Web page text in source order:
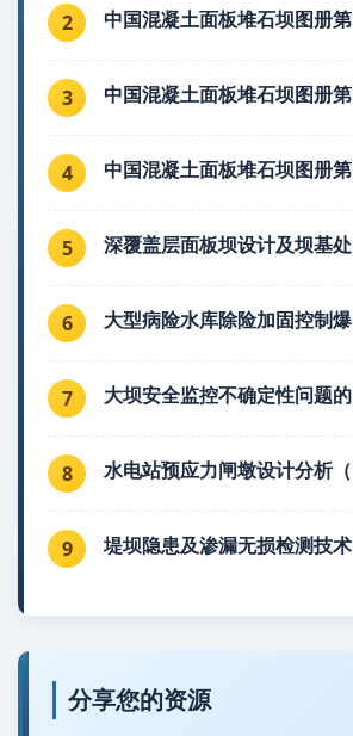
2 中国混凝土面板堆石坝图册第
3 中国混凝土面板堆石坝图册第
4 中国混凝土面板堆石坝图册第
5 深覆盖层面板坝设计及坝基处
6 大型病险水库除险加固控制爆
7 大坝安全监控不确定性问题的
8 水电站预应力闸墩设计分析（
9 堤坝隐患及渗漏无损检测技术
分享您的资源